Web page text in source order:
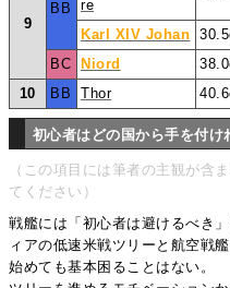
9
BB
re
Karl XIV Johan
BC
Niord
10
BB Thor
初心者はどの国から手を付け
（この項目には筆者の主観が含
てください）
戦艦には「初心者は避けるべき
ィアの低速米戦ツリーと航空戦
始めても基本困ることはない。